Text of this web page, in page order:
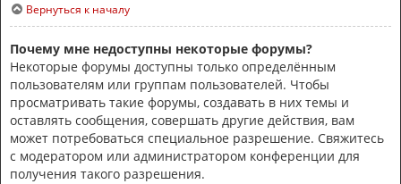
Вернуться к началу
Почему мне недоступны некоторые форумы?
Некоторые форумы доступны только определённым
пользователям или группам пользователей. Чтобы
просматривать такие форумы, создавать в них темы и
оставлять сообщения, совершать другие действия, вам
может потребоваться специальное разрешение. Свяжитесь
с модератором или администратором конференции для
получения такого разрешения.